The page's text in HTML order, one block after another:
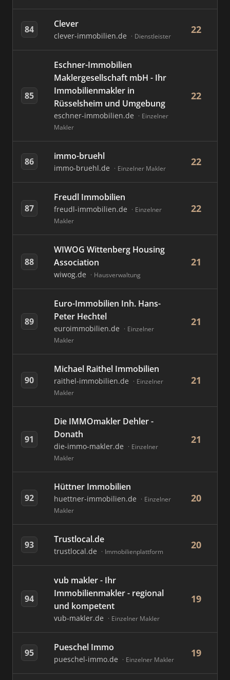
84 Clever
clever-immobilien.de Dienstleister
22
85
Eschner-Immobilien
Maklergesellschaft mbH - Ihr
Immobilienmakler in
Rüsselsheim und Umgebung
eschner-immobilien.de
Einzelner
Makler
22
86 immo-bruehl
immo-bruehl.de Einzelner Makler
22
87
Freudl Immobilien
freudl-immobilien.de
Einzelner
Makler
22
88
WIWOG Wittenberg Housing
Association
wiwog.de Hausverwaltung
21
89
Euro-Immobilien Inh. Hans-
Peter Hechtel
euroimmobilien.de
Einzelner
Makler
21
90
Michael Raithel Immobilien
raithel-immobilien.de
Einzelner
Makler
21
91
Die IMMOmakler Dehler -
Donath
die-immo-makler.de
Einzelner
Makler
21
92
Hüttner Immobilien
huettner-immobilien.de
Einzelner
Makler
20
93 Trustlocal.de
trustlocal.de Immobilienplattform
20
94
vub makler - Ihr
Immobilienmakler - regional
und kompetent
vub-makler.de Einzelner Makler
19
95 Pueschel Immo
pueschel-immo.de Einzelner Makler
19